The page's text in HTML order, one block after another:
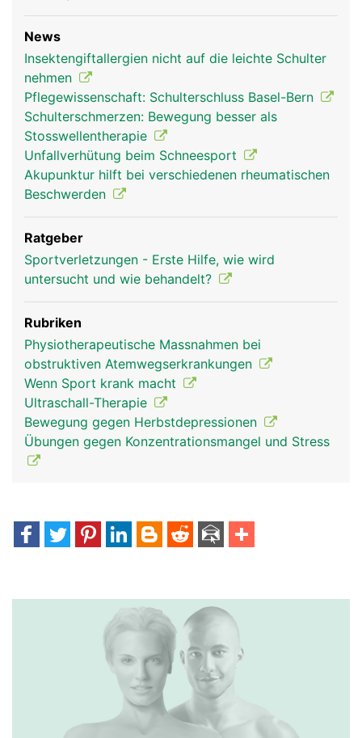
News
Insektengiftallergien nicht auf die leichte Schulter
nehmen
Pflegewissenschaft: Schulterschluss Basel-Bern
Schulterschmerzen: Bewegung besser als
Stosswellentherapie
Unfallverhütung beim Schneesport
Akupunktur hilft bei verschiedenen rheumatischen
Beschwerden
Ratgeber
Sportverletzungen - Erste Hilfe, wie wird
untersucht und wie behandelt?
Rubriken
Physiotherapeutische Massnahmen bei
obstruktiven Atemwegserkrankungen
Wenn Sport krank macht
Ultraschall-Therapie
Bewegung gegen Herbstdepressionen
Übungen gegen Konzentrationsmangel und Stress